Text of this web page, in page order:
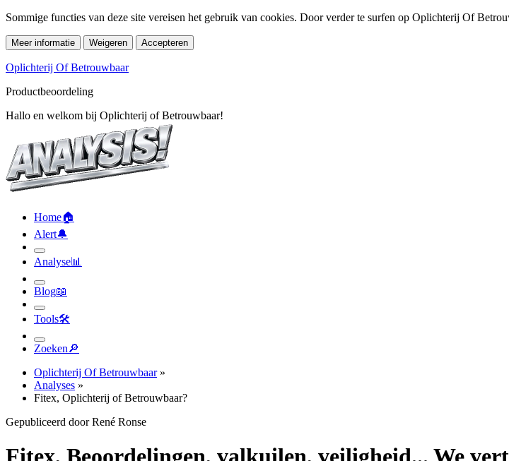
Sommige functies van deze site vereisen het gebruik van cookies. Door verder te surfen op Oplichterij Of
Meer informatie Weigeren Accepteren
Oplichterij Of Betrouwbaar
Productbeoordeling
Hallo en welkom bij Oplichterij of Betrouwbaar!
Home🏠︎
Alert🔔︎
Analyse📊︎
Blog📖︎
Tools🛠︎
Zoeken🔎︎
Oplichterij Of Betrouwbaar»
Analyses »
Fitex, Oplichterij of Betrouwbaar?
Gepubliceerd door René Ronse